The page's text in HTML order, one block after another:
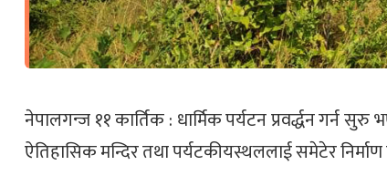
नेपालगन्ज ११ कार्तिक : धार्मिक पर्यटन प्रवर्द्धन गर्न
ऐतिहासिक मन्दिर तथा पर्यटकीयस्थललाई समेटेर